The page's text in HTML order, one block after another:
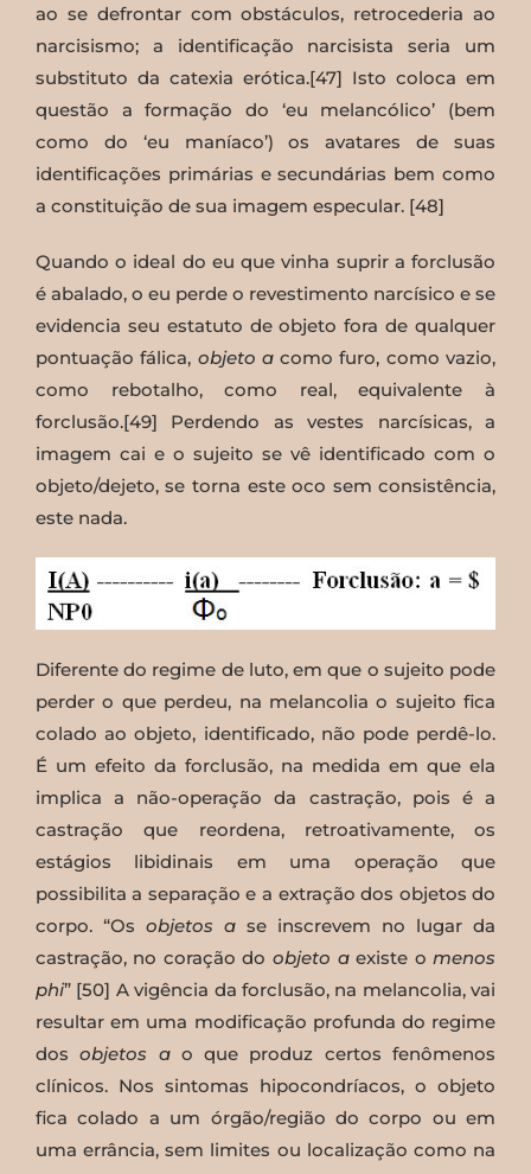
ao se defrontar com obstáculos, retrocederia ao
narcisismo; a identificação narcisista seria um
substituto da catexia erótica.[47] Isto coloca em
questão a formação do ‘eu melancólico’ (bem
como do ‘eu maníaco’) os avatares de suas
identificações primárias e secundárias bem como
a constituição de sua imagem especular. [48]
Quando o ideal do eu que vinha suprir a forclusão
é abalado, o eu perde o revestimento narcísico e se
evidencia seu estatuto de objeto fora de qualquer
pontuação fálica, objeto acomo furo, como vazio,
como rebotalho, como real, equivalente à
forclusão.[49] Perdendo as vestes narcísicas, a
imagem cai e o sujeito se vê identificado com o
objeto/dejeto, se torna este oco sem consistência,
este nada.
Diferente do regime de luto, em que o sujeito pode
perder o que perdeu, na melancolia o sujeito fica
colado ao objeto, identificado, não pode perdê-lo.
É um efeito da forclusão, na medida em que ela
implica a não-operação da castração, pois é a
castração que reordena, retroativamente, os
estágios libidinais em uma operação que
possibilita a separação e a extração dos objetos do
corpo. “Os objetos a se inscrevem no lugar da
castração, no coração do objeto aexiste omenos
phi” [50] A vigência da forclusão, na melancolia, vai
resultar em uma modificação profunda do regime
dosobjetos a o que produz certos fenômenos
clínicos. Nos sintomas hipocondríacos, o objeto
fica colado a um órgão/região do corpo ou em
uma errância, sem limites ou localização como na